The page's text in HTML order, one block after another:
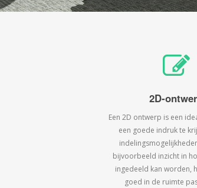
2D-
Een 2D ontwerp is een
een goede indruk te
bijvoorbeeld inzicht in
ingedeeld kan worden,
goed in de ruimte